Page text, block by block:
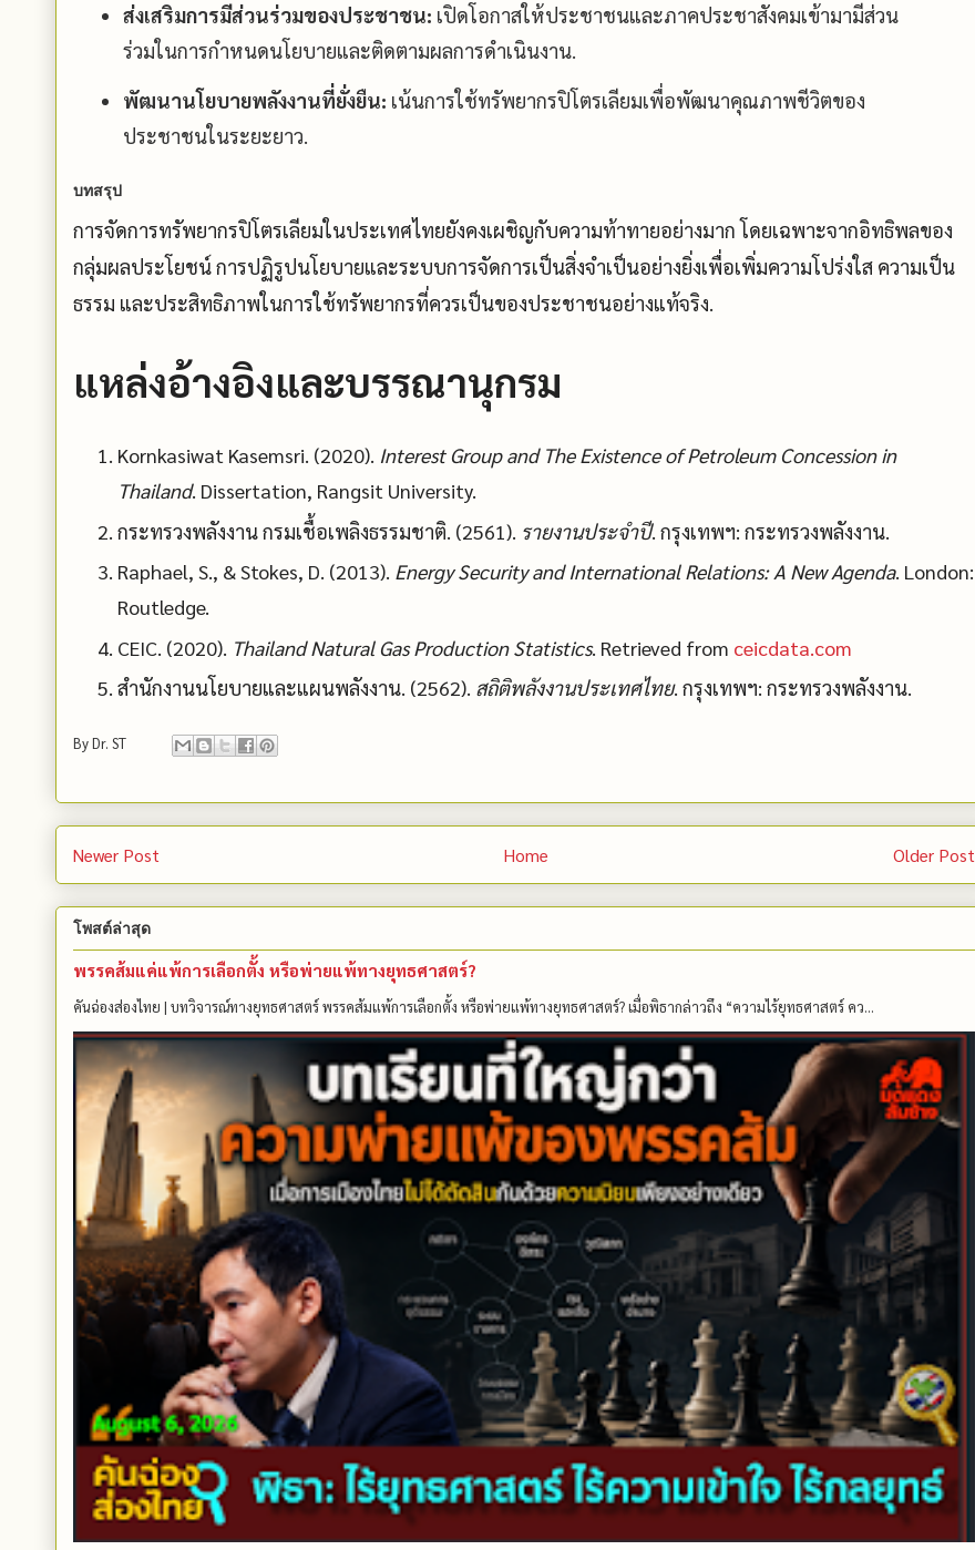
ส่งเสริมการมีส่วนร่วมของประชาชน: เปิดโอกาสให้ประชาชนและภาคประชาสังคมเข้ามามีส่วน
ร่วมในการกำหนดนโยบายและติดตามผลการดำเนินงาน.
พัฒนานโยบายพลังงานที่ยั่งยืน: เน้นการใช้ทรัพยากรปิโตรเลียมเพื่อพัฒนาคุณภาพชีวิตของ
ประชาชนในระยะยาว.
บทสรุป
การจัดการทรัพยากรปิโตรเลียมในประเทศไทยยังคงเผชิญกับความท้าทายอย่างมาก โดยเฉพาะจากอิทธิพลของ
กลุ่มผลประโยชน์ การปฏิรูปนโยบายและระบบการจัดการเป็นสิ่งจำเป็นอย่างยิ่งเพื่อเพิ่มความโปร่งใส ความเป็น
ธรรม และประสิทธิภาพในการใช้ทรัพยากรที่ควรเป็นของประชาชนอย่างแท้จริง.
แหล่งอ้างอิงและบรรณานุกรม
Kornkasiwat Kasemsri. (2020). Interest Group and The Existence of Petroleum Concession in
Thailand. Dissertation, Rangsit University.
กระทรวงพลังงาน กรมเชื้อเพลิงธรรมชาติ. (2561). รายงานประจำปี. กรุงเทพฯ: กระทรวงพลังงาน.
Raphael, S., & Stokes, D. (2013). Energy Security and International Relations: A New Agenda. London:
Routledge.
CEIC. (2020). Thailand Natural Gas Production Statistics. Retrieved from ceicdata.com
สำนักงานนโยบายและแผนพลังงาน. (2562). สถิติพลังงานประเทศไทย. กรุงเทพฯ: กระทรวงพลังงาน.
ByDr. ST
Newer Post Older Post
Home
โพสต์ล่าสุด
พรรคส้มแค่แพ้การเลือกตั้ง หรือพ่ายแพ้ทางยุทธศาสตร์?
คันฉ่องส่องไทย | บทวิจารณ์ทางยุทธศาสตร์ พรรคส้มแพ้การเลือกตั้ง หรือพ่ายแพ้ทางยุทธศาสตร์? เมื่อพิธากล่าวถึง “ความไร้ยุทธศาสตร์ คว...